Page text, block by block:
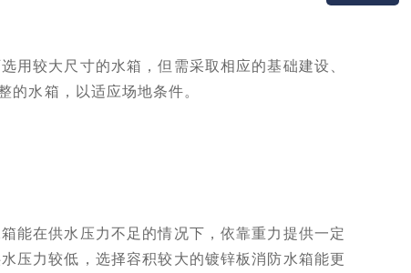
用较大尺寸的水箱，但需采取相应的基础建设、
的水箱，以适应场地条件。
能在供水压力不足的情况下，依靠重力提供一定
压力较低，选择容积较大的镀锌板消防水箱能更